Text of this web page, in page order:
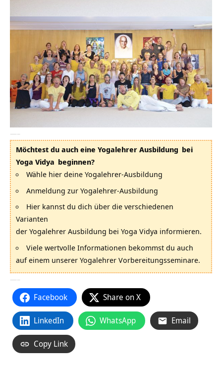
—–
Möchtest du auch eine Yogalehrer Ausbildung bei
Yoga Vidya beginnen?
Wähle hier deine Yogalehrer-Ausbildung
Anmeldung zur Yogalehrer-Ausbildung
Hier kannst du dich über die verschiedenen
Varianten
der Yogalehrer Ausbildung bei Yoga Vidya informieren.
Viele wertvolle Informationen bekommst du auch
auf einem unserer Yogalehrer Vorbereitungsseminare.
—–
Facebook Share on X
LinkedIn WhatsApp Email
Copy Link